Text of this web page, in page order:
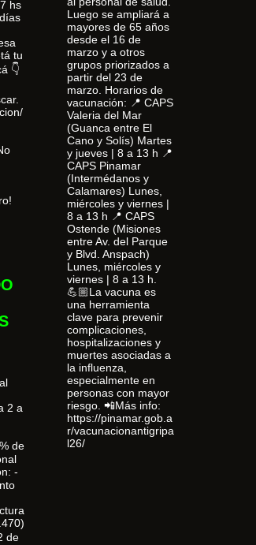
hs
tu
👇
2 a
de
-
de
Luego se ampliará a
mayores de 65 años
desde el 16 de
marzo y a otros
grupos priorizados a
partir del 23 de
marzo. Horarios de
vacunación: 📍 CAPS
Valeria del Mar
(Guanca entre El
Cano y Solís) Martes
y jueves | 8 a 13 h 📍
CAPS Pinamar
(Intermédanos y
Calamares) Lunes,
miércoles y viernes |
8 a 13 h 📍 CAPS
Ostende (Misiones
entre Av. del Parque
y Blvd. Anspach)
Lunes, miércoles y
viernes | 8 a 13 h.
💪🏼La vacuna es
una herramienta
clave para prevenir
complicaciones,
hospitalizaciones y
muertes asociadas a
la influenza,
especialmente en
personas con mayor
riesgo. 📲Más info:
https://pinamar.gob.a
r/vacunacionantigripa
l26/